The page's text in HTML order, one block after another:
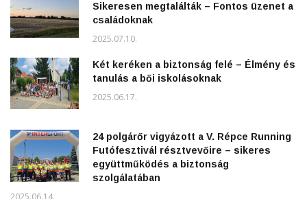
Sikeresen megtalálták – Fontos üzenet a
családoknak
2025.07.10.
Két keréken a biztonság felé – Élmény és
tanulás a bői iskolásoknak
2025.06.17.
24 polgárőr vigyázott a V. Répce Running
Futófesztivál résztvevőire – sikeres
együttműködés a biztonság
szolgálatában